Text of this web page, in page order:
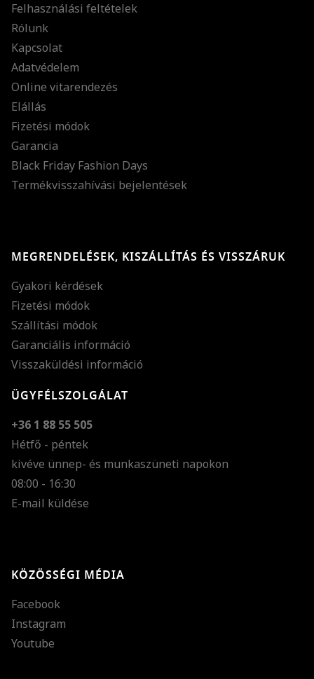
Felhasználási feltételek
Rólunk
Kapcsolat
Adatvédelem
Online vitarendezés
Elállás
Fizetési módok
Garancia
Black Friday Fashion Days
Termékvisszahívási bejelentések
MEGRENDELÉSEK, KISZÁLLÍTÁS ÉS VISSZÁRUK
Gyakori kérdések
Fizetési módok
Szállítási módok
Garanciális információ
Visszaküldési információ
ÜGYFÉLSZOLGÁLAT
+36 1 88 55 505
Hétfő - péntek
kivéve ünnep- és munkaszüneti napokon
08:00 - 16:30
E-mail küldése
KÖZÖSSÉGI MÉDIA
Facebook
Instagram
Youtube